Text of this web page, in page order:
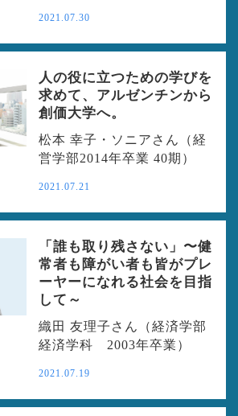
2021.07.30
人の役に立つための学びを
求めて、アルゼンチンから
創価大学へ。
松本 幸子・ソニアさん（経
営学部2014年卒業 40期）
2021.07.21
「誰も取り残さない」〜健
常者も障がい者も皆がプレ
ーヤーになれる社会を目指
して～
織田 友理子さん（経済学部
経済学科 2003年卒業）
2021.07.19